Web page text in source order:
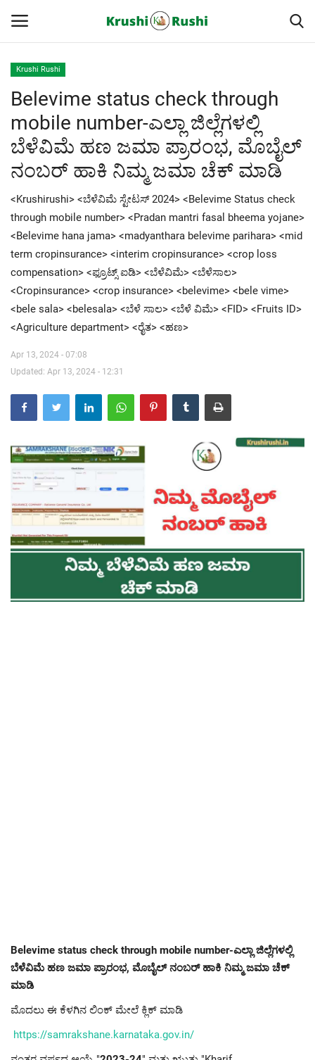
Home
Finance
Contact
ರೈತರ ಯಶೋಗಾಥೆಗಳು
Krushi Rushi
ಮುಂದಿನ 5 ದಿನಗಳ ಮಳೆ ಮಾಹಿತಿ
Gallery
Krushi Rushi
Belevime status check through
mobile number-ಎಲ್ಲಾ ಜಿಲ್ಲೆಗಳಲ್ಲಿ
ಬೆಳೆವಿಮೆ ಹಣ ಜಮಾ ಪ್ರಾರಂಭ, ಮೊಬೈಲ್
ನಂಬರ್ ಹಾಕಿ ನಿಮ್ಮ ಜಮಾ ಚೆಕ್ ಮಾಡಿ
<Krushirushi> <ಬೆಳೆವಿಮೆ ಸ್ಟೇಟಸ್ 2024> <Belevime Status check
through mobile number> <Pradan mantri fasal bheema yojane>
<Belevime hana jama> <madyanthara belevime parihara> <mid
term cropinsurance> <interim cropinsurance> <crop loss
compensation> <ಫ್ರೂಟ್ಸ್ ಐಡಿ> <ಬೆಳೆವಿಮೆ> <ಬೆಳೆಸಾಲ>
<Cropinsurance> <crop insurance> <belevime> <bele vime>
<bele sala> <belesala> <ಬೆಳೆ ಸಾಲ> <ಬೆಳೆ ವಿಮೆ> <FID> <Fruits ID>
<Agriculture department> <ರೈತ> <ಹಣ>
Apr 13, 2024 - 07:08
Updated: Apr 13, 2024 - 12:31
Belevime status check through mobile number-ಎಲ್ಲಾ ಜಿಲ್ಲೆಗಳಲ್ಲಿ
ಬೆಳೆವಿಮೆ ಹಣ ಜಮಾ ಪ್ರಾರಂಭ, ಮೊಬೈಲ್ ನಂಬರ್ ಹಾಕಿ ನಿಮ್ಮ ಜಮಾ ಚೆಕ್
ಮಾಡಿ
ಮೊದಲು ಈ ಕೆಳಗಿನ ಲಿಂಕ್ ಮೇಲೆ ಕ್ಲಿಕ್ ಮಾಡಿ
https://samrakshane.karnataka.gov.in/